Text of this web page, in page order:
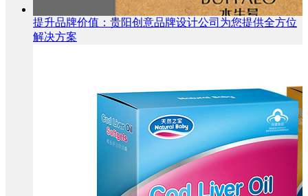
提升品牌价值：贵阳创意品牌设计公司为您提供全方位
解决方案